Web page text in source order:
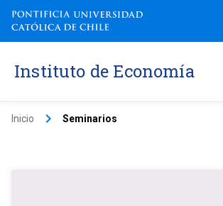
Instituto de Economía
Inicio keyboard_arrow_right Seminarios